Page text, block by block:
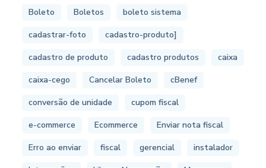
Boleto
Boletos
boleto sistema
cadastrar-foto
cadastro-produto]
cadastro de produto
cadastro produtos
caixa
caixa-cego
Cancelar Boleto
cBenef
conversão de unidade
cupom fiscal
e-commerce
Ecommerce
Enviar nota fiscal
Erro ao enviar
fiscal gerencial
instalador